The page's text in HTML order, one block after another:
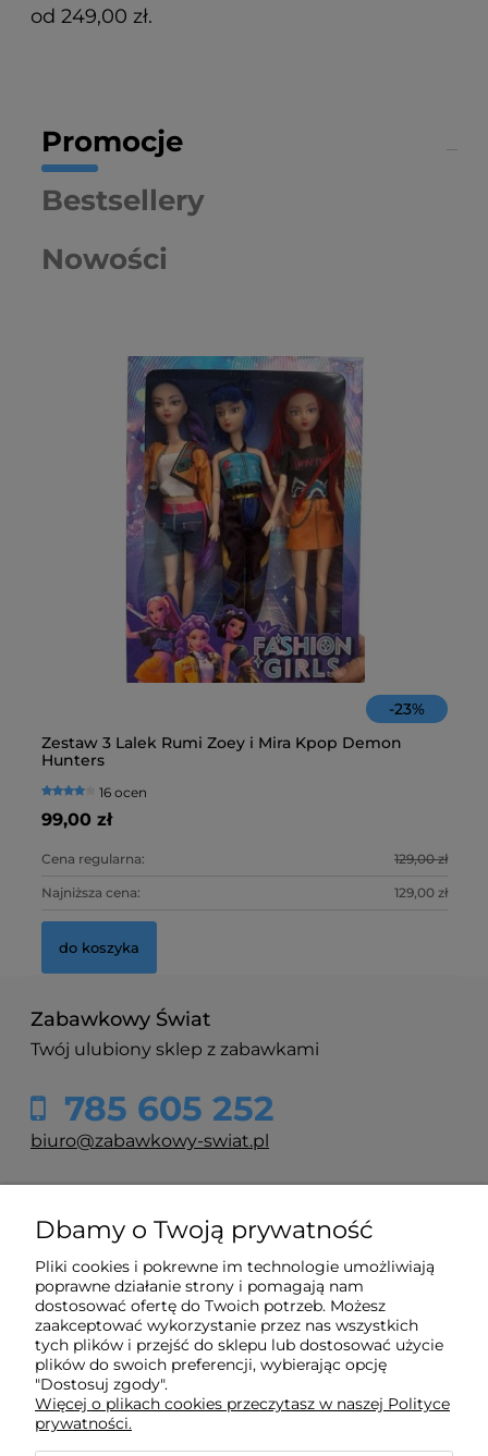
od 249,00 zł.
Promocje
Nowości
Bestsellery
-23%
Zestaw 3 Lalek Rumi Zoey i Mira Kpop Demon
Hunters
16 ocen
99,00 zł
Cena regularna: 129,00 zł
Najniższa cena: 129,00 zł
do koszyka
Zabawkowy Świat
Twój ulubiony sklep z zabawkami
785 605 252
biuro@zabawkowy-swiat.pl
O nas
Obsługa klienta
Pomoc
Moje konto
Dbamy o Twoją prywatność
Pliki cookies i pokrewne im technologie umożliwiają
poprawne działanie strony i pomagają nam
dostosować ofertę do Twoich potrzeb. Możesz
zaakceptować wykorzystanie przez nas wszystkich
tych plików i przejść do sklepu lub dostosować użycie
plików do swoich preferencji, wybierając opcję
"Dostosuj zgody".
Więcej o plikach cookies przeczytasz w naszej Polityce
prywatności.